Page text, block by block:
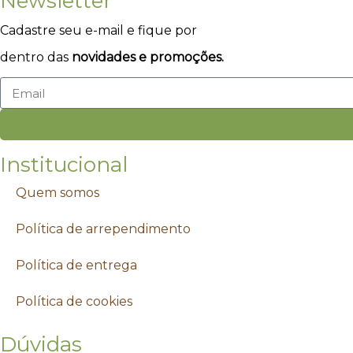
Cadastre seu e-mail e fique por
dentro das novidades e promoções.
Institucional
Quem somos
Política de arrependimento
Política de entrega
Política de cookies
Dúvidas